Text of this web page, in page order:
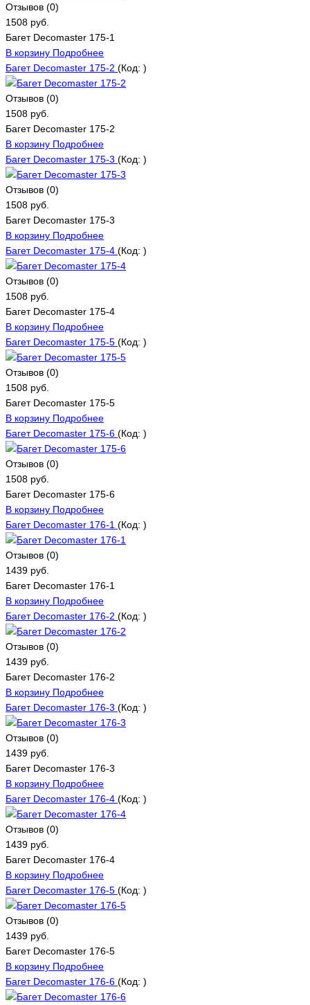
Отзывов (0)
1508 руб.
Багет Decomaster 175-1
В корзину Подробнее
Багет Decomaster 175-2 (Код: )
Отзывов (0)
1508 руб.
Багет Decomaster 175-2
В корзину Подробнее
Багет Decomaster 175-3 (Код: )
Отзывов (0)
1508 руб.
Багет Decomaster 175-3
В корзину Подробнее
Багет Decomaster 175-4 (Код: )
Отзывов (0)
1508 руб.
Багет Decomaster 175-4
В корзину Подробнее
Багет Decomaster 175-5 (Код: )
Отзывов (0)
1508 руб.
Багет Decomaster 175-5
В корзину Подробнее
Багет Decomaster 175-6 (Код: )
Отзывов (0)
1508 руб.
Багет Decomaster 175-6
В корзину Подробнее
Багет Decomaster 176-1 (Код: )
Отзывов (0)
1439 руб.
Багет Decomaster 176-1
В корзину Подробнее
Багет Decomaster 176-2 (Код: )
Отзывов (0)
1439 руб.
Багет Decomaster 176-2
В корзину Подробнее
Багет Decomaster 176-3 (Код: )
Отзывов (0)
1439 руб.
Багет Decomaster 176-3
В корзину Подробнее
Багет Decomaster 176-4 (Код: )
Отзывов (0)
1439 руб.
Багет Decomaster 176-4
В корзину Подробнее
Багет Decomaster 176-5 (Код: )
Отзывов (0)
1439 руб.
Багет Decomaster 176-5
В корзину Подробнее
Багет Decomaster 176-6 (Код: )